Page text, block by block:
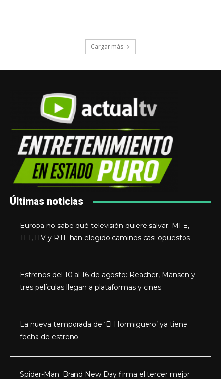
Cargar más
Últimas noticias
Europa no sabe qué televisión quiere salvar: MFE,
TF1, ITV y RTL han elegido caminos casi opuestos
Estrenos del 10 al 16 de agosto: Reacher, Manson y
tres películas llegan a plataformas y cines
La nueva temporada de ‘El Hormiguero’ ya tiene
fecha de estreno
Spider-Man: Brand New Day firma el tercer mejor